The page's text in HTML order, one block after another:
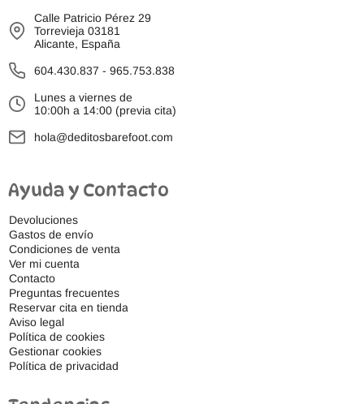
Calle Patricio Pérez 29
Torrevieja 03181
Alicante, España
604.430.837 - 965.753.838
Lunes a viernes de
10:00h a 14:00 (previa cita)
hola@deditosbarefoot.com
Ayuda y Contacto
Devoluciones
Gastos de envío
Condiciones de venta
Ver mi cuenta
Contacto
Preguntas frecuentes
Reservar cita en tienda
Aviso legal
Política de cookies
Gestionar cookies
Política de privacidad